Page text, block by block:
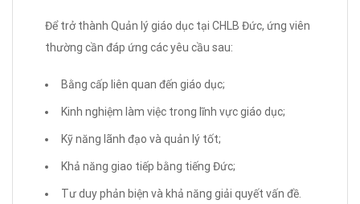
Để trở thành Quản lý giáo dục tại CHLB Đức, ứng viên
thường cần đáp ứng các yêu cầu sau:
Bằng cấp liên quan đến giáo dục;
Kinh nghiệm làm việc trong lĩnh vực giáo dục;
Kỹ năng lãnh đạo và quản lý tốt;
Khả năng giao tiếp bằng tiếng Đức;
Tư duy phản biện và khả năng giải quyết vấn đề.